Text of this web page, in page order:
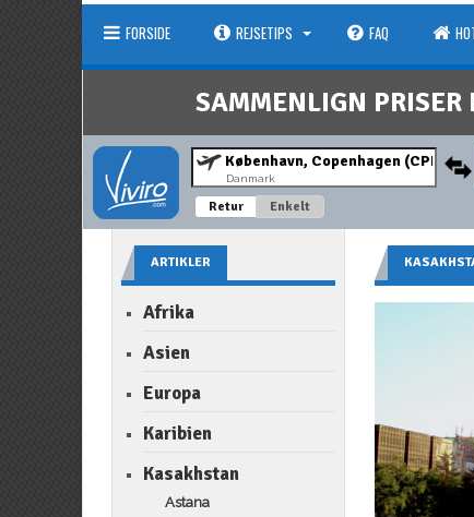
FORSIDE REJSETIPS FAQ
SAMMENLIGN PRISER
Danmark
Retur Enkelt
ARTIKLER
Afrika
Asien
Europa
Karibien
Kasakhstan
Astana